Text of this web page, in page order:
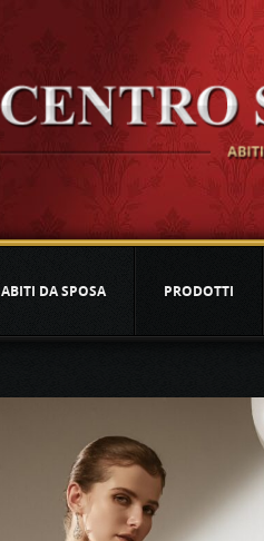
ABITI DA SPOSA PRODOTTI